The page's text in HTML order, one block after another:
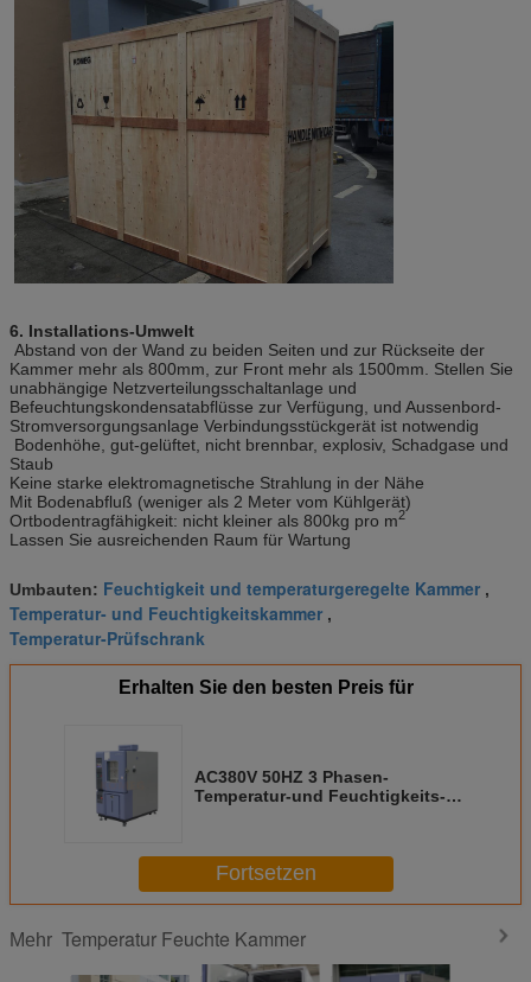
6. Installations-Umwelt
Abstand von der Wand zu beiden Seiten und zur Rückseite der
Kammer mehr als 800mm, zur Front mehr als 1500mm. Stellen Sie
unabhängige Netzverteilungsschaltanlage und
Befeuchtungskondensatabflüsse zur Verfügung, und Aussenbord-
Stromversorgungsanlage Verbindungsstückgerät ist notwendig
Bodenhöhe, gut-gelüftet, nicht brennbar, explosiv, Schadgase und
Staub
Keine starke elektromagnetische Strahlung in der Nähe
Mit Bodenabfluß (weniger als 2 Meter vom Kühlgerät)
Ortbodentragfähigkeit: nicht kleiner als 800kg pro m2
Lassen Sie ausreichenden Raum für Wartung
Umbauten: Feuchtigkeit und temperaturgeregelte Kammer ,
Temperatur- und Feuchtigkeitskammer ,
Temperatur-Prüfschrank
Erhalten Sie den besten Preis für
AC380V 50HZ 3 Phasen-
Temperatur-und Feuchtigkeits-
Fortsetzen
Mehr Temperatur Feuchte Kammer